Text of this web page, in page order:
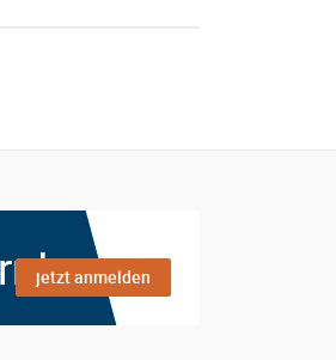
jetzt anmelden